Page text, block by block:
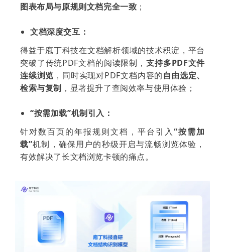
图表布局与原规则文档完全一致 ；
文档深度交互：
得益于庖丁科技在文档解析领域的技术积淀，平台
突破了传统PDF文档的阅读限制， 支持多PDF文件
连续浏览 ，同时实现对PDF文档内容的自由选定、
检索与复制 ，显著提升了查阅效率与使用体验；
“按需加载”机制引入：
针对数百页的年报规则文档，平台引入“按需加
载”机制，确保用户的秒级开启与流畅浏览体验，
有效解决了长文档浏览卡顿的痛点。